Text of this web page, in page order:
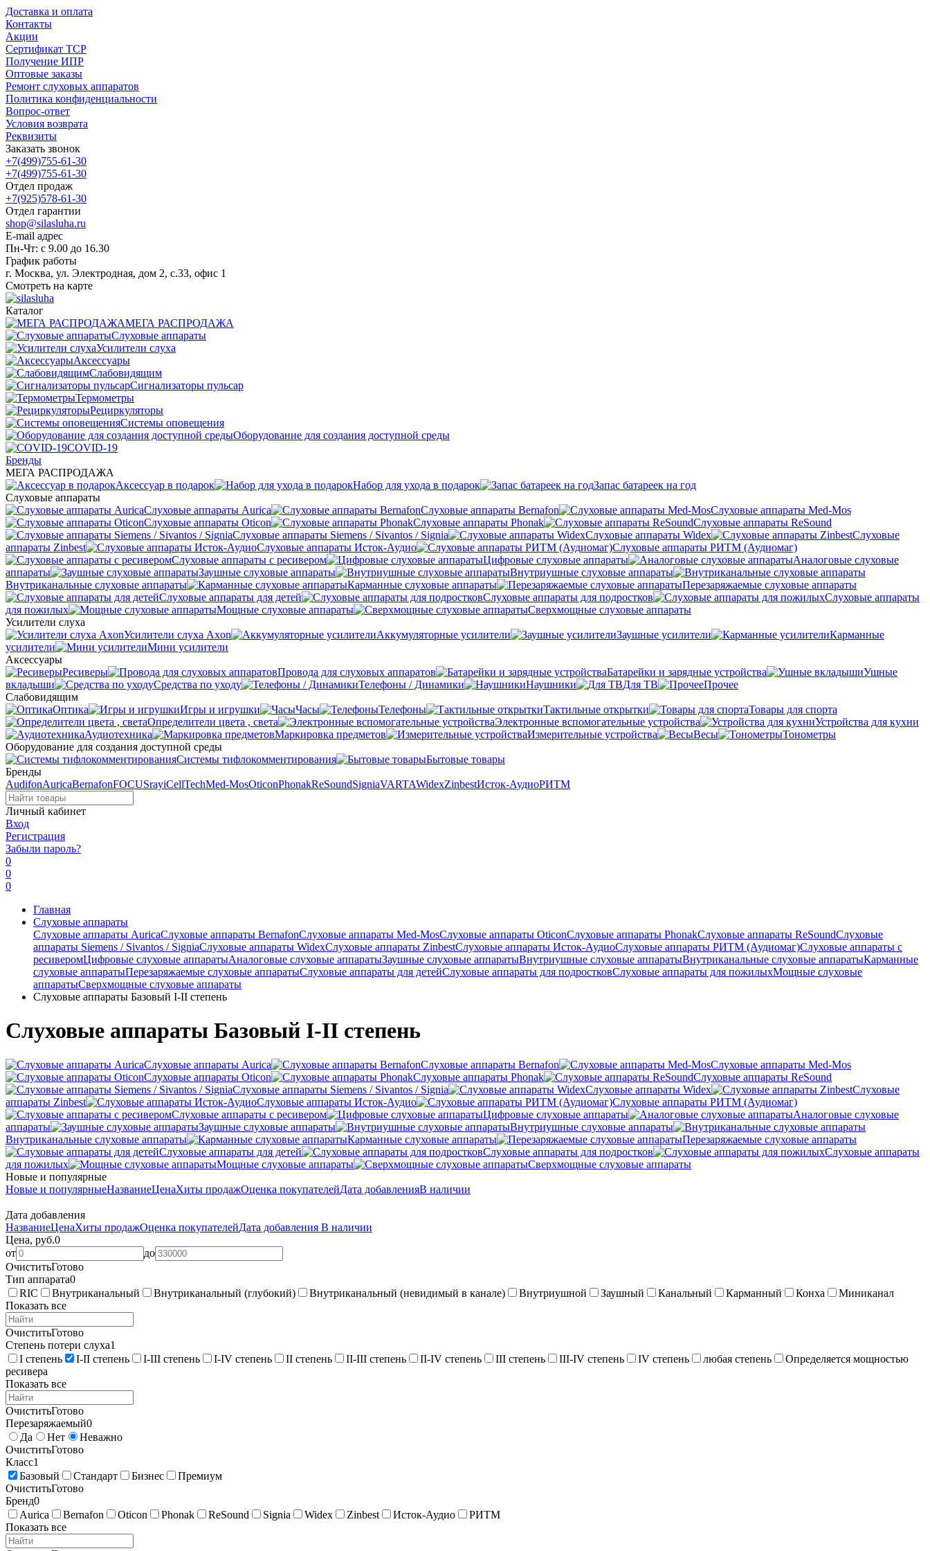
Доставка и оплата
Контакты
Акции
Сертификат ТСР
Получение ИПР
Оптовые заказы
Ремонт слуховых аппаратов
Политика конфиденциальности
Вопрос-ответ
Условия возврата
Реквизиты
Заказать звонок
+7(499)755-61-30
+7(499)755-61-30
Отдел продаж
+7(925)578-61-30
Отдел гарантии
shop@silasluha.ru
E-mail адрес
Пн-Чт: с 9.00 до 16.30
График работы
г. Москва, ул. Электродная, дом 2, с.33, офис 1
Смотреть на карте
Каталог
МЕГА РАСПРОДАЖА
Слуховые аппараты
Усилители слуха
Аксессуары
Слабовидящим
Сигнализаторы пульсар
Термометры
Рециркуляторы
Cистемы оповещения
Оборудование для создания доступной среды
COVID-19
Бренды
МЕГА РАСПРОДАЖА
Аксессуар в подарок
Набор для ухода в подарок
Запас батареек на год
Слуховые аппараты
Слуховые аппараты Aurica
Слуховые аппараты Bernafon
Слуховые аппараты Med-Mos
Слуховые аппараты Oticon
Слуховые аппараты Phonak
Слуховые аппараты ReSound
Слуховые аппараты Siemens / Sivantos / Signia
Слуховые аппараты Widex
Слуховые
аппараты Zinbest
Слуховые аппараты Исток-Аудио
Слуховые аппараты РИТМ (Аудиомаг)
Слуховые аппараты с ресивером
Цифровые слуховые аппараты
Аналоговые слуховые
аппараты
Заушные слуховые аппараты
Внутриушные слуховые аппараты
Внутриканальные слуховые аппараты
Карманные слуховые аппараты
Перезаряжаемые слуховые аппараты
Слуховые аппараты для детей
Слуховые аппараты для подростков
Слуховые аппараты
для пожилых
Мощные слуховые аппараты
Сверхмощные слуховые аппараты
Усилители слуха
Усилители слуха Axon
Аккумуляторные усилители Заушные усилители
Карманные
усилители
Мини усилители
Аксессуары
Ресиверы
Провода для слуховых аппаратов Батарейки и зарядные устройства
Ушные
вкладыши
Средства по уходу Телефоны / Динамики Наушники Для ТВ
Прочее
Слабовидящим
Оптика
Игры и игрушки Часы Телефоны Тактильные открытки
Товары для спорта
Определители цвета , света
Электронные вспомогательные устройства
Устройства для кухни
Аудиотехника
Маркировка предметов Измерительные устройства Весы
Тонометры
Оборудование для создания доступной среды
Системы тифлокомментирования
Бытовые товары
Бренды
AudifonAuricaBernafonFOCUSrayiCellTechMed-MosOticonPhonakReSoundSigniaVARTAWidexZinbestИсток-АудиоРИТМ
Личный кабинет
Вход
Регистрация
Забыли пароль?
0
0
0
Главная
Слуховые аппараты
Слуховые аппараты AuricaСлуховые аппараты BernafonСлуховые аппараты Med-MosСлуховые аппараты OticonСлуховые аппараты PhonakСлуховые аппараты ReSoundСлуховые
аппараты Siemens / Sivantos / SigniaСлуховые аппараты WidexСлуховые аппараты ZinbestСлуховые аппараты Исток-АудиоСлуховые аппараты РИТМ (Аудиомаг)Слуховые аппараты с
ресиверомЦифровые слуховые аппаратыАналоговые слуховые аппаратыЗаушные слуховые аппаратыВнутриушные слуховые аппаратыВнутриканальные слуховые аппаратыКарманные
слуховые аппаратыПерезаряжаемые слуховые аппаратыСлуховые аппараты для детейСлуховые аппараты для подростковСлуховые аппараты для пожилыхМощные слуховые
аппаратыСверхмощные слуховые аппараты
Слуховые аппараты Базовый I-II степень
Слуховые аппараты Базовый I-II степень
Слуховые аппараты Aurica Слуховые аппараты Bernafon
Слуховые аппараты Med-Mos
Слуховые аппараты Oticon
Слуховые аппараты Phonak
Слуховые аппараты ReSound
Слуховые аппараты Siemens / Sivantos / Signia
Слуховые аппараты Widex
Слуховые
аппараты Zinbest
Слуховые аппараты Исток-Аудио
Слуховые аппараты РИТМ (Аудиомаг)
Слуховые аппараты с ресивером
Цифровые слуховые аппараты
Аналоговые слуховые
аппараты
Заушные слуховые аппараты
Внутриушные слуховые аппараты
Внутриканальные слуховые аппараты
Карманные слуховые аппараты
Перезаряжаемые слуховые аппараты
Слуховые аппараты для детей
Слуховые аппараты для подростков
Слуховые аппараты
для пожилых
Мощные слуховые аппараты
Сверхмощные слуховые аппараты
Новые и популярные
Новые и популярныеНазваниеЦенаХиты продажОценка покупателейДата добавленияВ наличии
Дата добавления
НазваниеЦенаХиты продажОценка покупателейДата добавления В наличии
Цена, руб.0
от
до
ОчиститьГотово
Тип аппарата0
RIC
Внутриканальный Внутриканальный (глубокий) Внутриканальный (невидимый в канале) Внутриушной Заушный Канальный Карманный Конха
Миниканал
Показать все
ОчиститьГотово
Степень потери слуха1
I степень
I-II степень I-III степень I-IV степень II степень II-III степень II-IV степень III степень III-IV степень IV степень любая степень
Определяется мощностью
ресивера
Показать все
ОчиститьГотово
Перезаряжаемый0
Да
Нет
Неважно
ОчиститьГотово
Класс1
Базовый
Стандарт Бизнес
Премиум
ОчиститьГотово
Бренд0
Aurica
Bernafon Oticon Phonak ReSound Signia Widex Zinbest Исток-Аудио
РИТМ
Показать все